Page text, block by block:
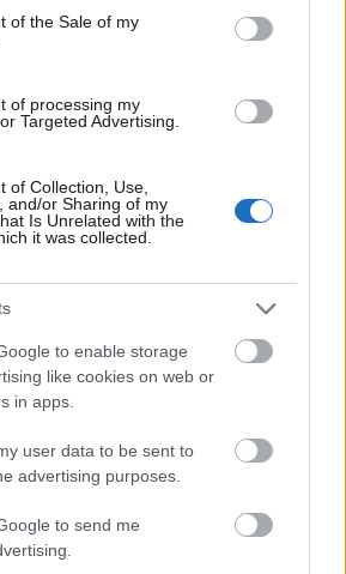
of the Sale of my
of processing my
Targeted Advertising.
of Collection, Use,
and/or Sharing of my
Is Unrelated with the
it was collected.
to enable storage
like cookies on web or
in apps.
user data to be sent to
advertising purposes.
to send me
(DA) og enkeltpersonsforetak,
som bestemmer om du skal
Bedrifter som har regnskapsplikt,
revisors kommentarer og
samlet i én oversikt.
umiddelbart og få bedre